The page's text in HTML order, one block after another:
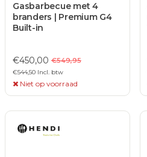
Gasbarbecue met 4
branders | Premium G4
Built-in
€450,00 €549,95
€544,50 Incl. btw
Niet op voorraad